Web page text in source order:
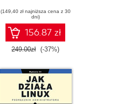
Cisco. Wydanie II
(149,40 zł najniższa cena z 30
dni)
156.87 zł
249.00zł (-37%)